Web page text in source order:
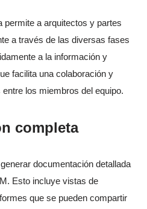
permite a arquitectos y partes
a través de las diversas fases
a la información y
facilita una colaboración y
los miembros del equipo.
completa
documentación detallada
Esto incluye vistas de
que se pueden compartir